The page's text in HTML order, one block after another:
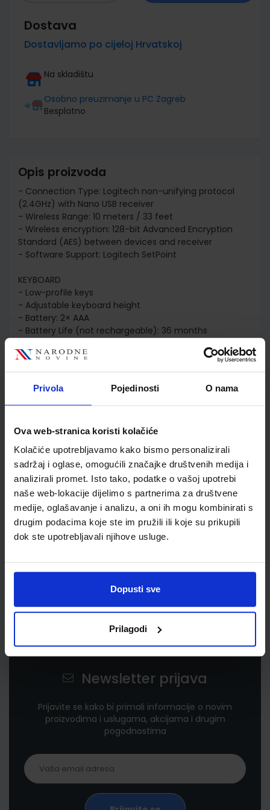
Privola Pojedinosti O nama
Ova web-stranica koristi kolačiće
Kolačiće upotrebljavamo kako bismo personalizirali
sadržaj i oglase, omogućili značajke društvenih medija i
analizirali promet. Isto tako, podatke o vašoj upotrebi
naše web-lokacije dijelimo s partnerima za društvene
medije, oglašavanje i analizu, a oni ih mogu kombinirati s
drugim podacima koje ste im pružili ili koje su prikupili
dok ste upotrebljavali njihove usluge.
Dopusti sve
Prilagodi
Dostava
Dostavljamo po cijeloj Hrvatskoj
Na skladištu
Osobno preuzimanje u PC Zagreb
Besplatno
Opis proizvoda
- Connection Type: Logitech non-unifying protocol
(2.4GHz) with Nano USB receiver
- Wireless Range: 10 meters / 33 feet
- Wireless encryption: 128-bit Advanced Encryption
Standard (AES) between devices and receiver
- Software Support: Logitech SetPoint
KEYBOARD
- Low-profile keys
- Adjustable keyboard height
- Battery: 2× AAA
- Battery Life (not rechargeable): 36 months
key
- Connect/Power: On/Off power button
- Sensor technology: Advanced optical tracking
- Battery Life (not rechargeable): 12 months
Detalji proizvoda
Šifra proizvoda
5099206064485
Garancija
24 mjeseca
Newsletter prijava
Prijavite se kako bi primali informacije o novim
proizvodima i uslugama, akcijama i drugim
pogodnostima